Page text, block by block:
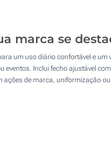
digital a cores (Na frente)
:
marca se
um uso diário confortável e
Inclui fecho ajustável
de marca, uniformização